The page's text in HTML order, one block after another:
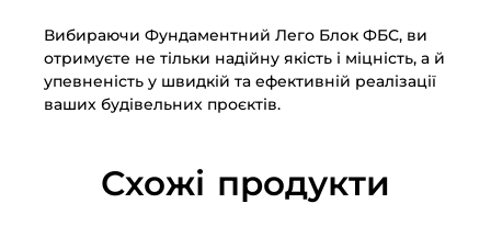
Вибираючи Фундаментний Лего Блок ФБС, ви
отримуєте не тільки надійну якість і міцність, а й
упевненість у швидкій та ефективній реалізації
ваших будівельних проєктів.
Схожі продукти